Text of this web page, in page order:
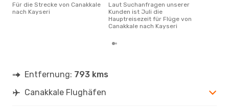
Für die Strecke von Canakkale
nach Kayseri
Laut Suchanfragen unserer
Kunden ist Juli die
Hauptreisezeit für Flüge von
Canakkale nach Kayseri
Entfernung: 793 kms
Canakkale Flughäfen